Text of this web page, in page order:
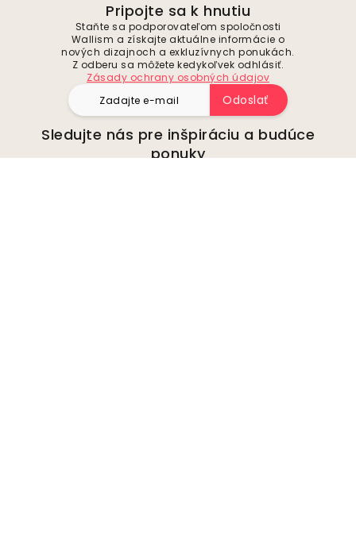
Pripojte sa k hnutiu
Staňte sa podporovateľom spoločnosti
Wallism a získajte aktuálne informácie o
nových dizajnoch a exkluzívnych ponukách.
Z odberu sa môžete kedykoľvek odhlásiť.
Zásady ochrany osobných údajov
Odoslať
Sledujte nás pre inšpiráciu a budúce
ponuky